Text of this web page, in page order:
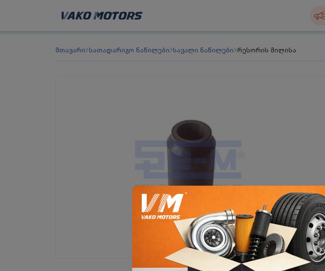
მთავარი სათადარიგო ნაწილები სავალი ნაწილები რესორის მილისა